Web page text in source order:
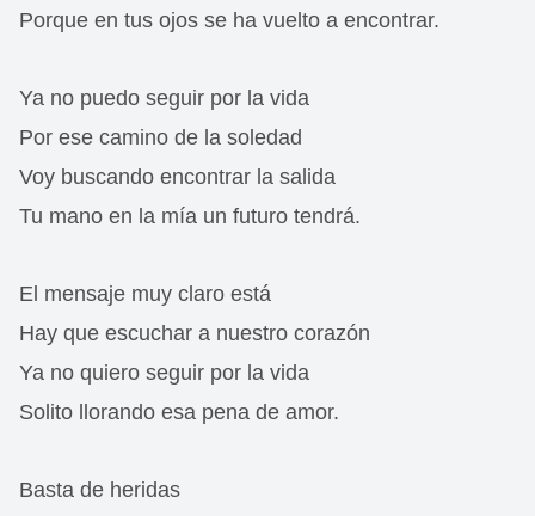
Porque en tus ojos se ha vuelto a encontrar.
Ya no puedo seguir por la vida
Por ese camino de la soledad
Voy buscando encontrar la salida
Tu mano en la mía un futuro tendrá.
El mensaje muy claro está
Hay que escuchar a nuestro corazón
Ya no quiero seguir por la vida
Solito llorando esa pena de amor.
Basta de heridas